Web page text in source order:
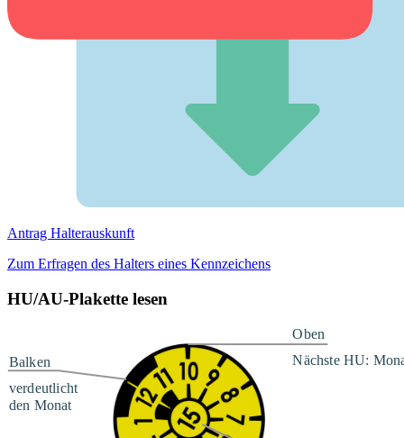
Antrag Halterauskunft
Zum Erfragen des Halters eines Kennzeichens
HU/AU-Plakette lesen